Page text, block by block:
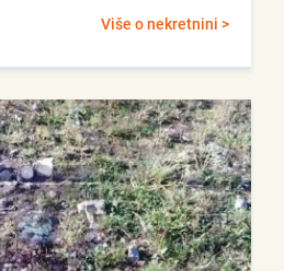
Više o nekretnini >